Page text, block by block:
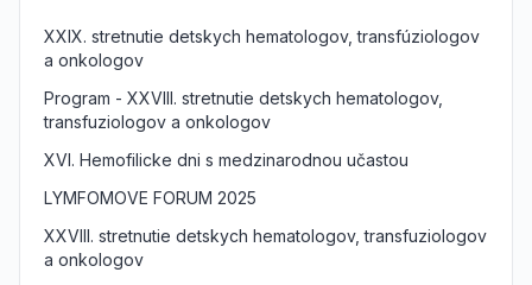
XXIX. stretnutie detskych hematologov, transfúziologov
a onkologov
Program - XXVIII. stretnutie detskych hematologov,
transfuziologov a onkologov
XVI. Hemofilicke dni s medzinarodnou učastou
LYMFOMOVE FORUM 2025
XXVIII. stretnutie detskych hematologov, transfuziologov
a onkologov